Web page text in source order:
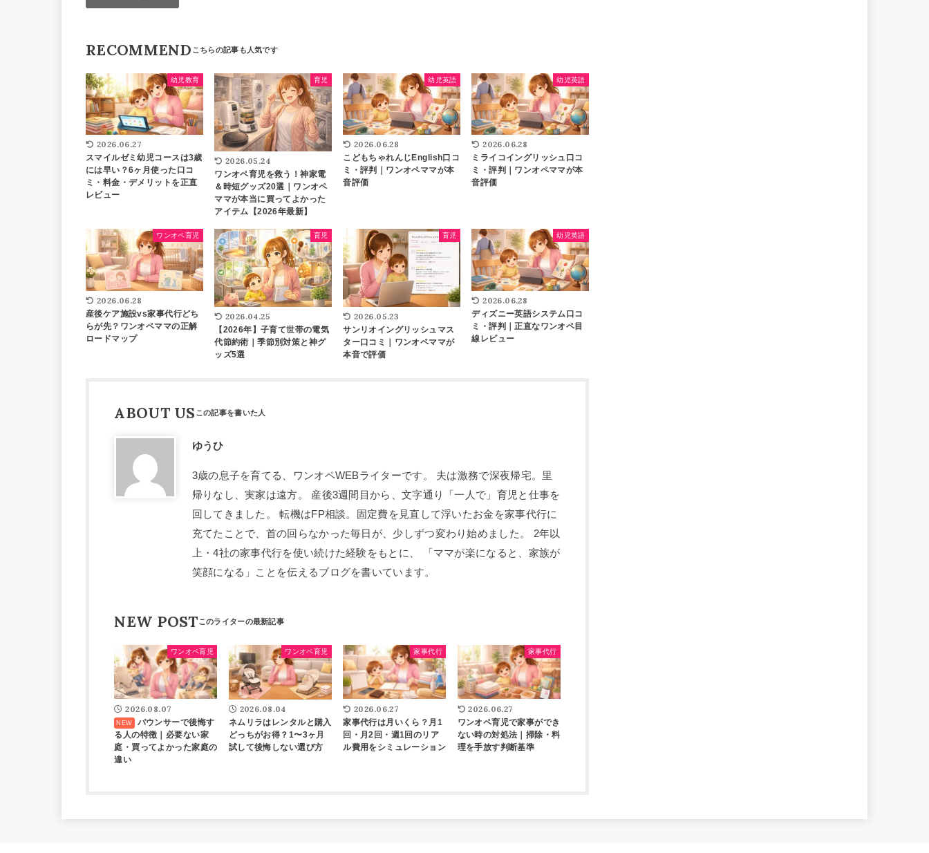
RECOMMEND
幼児教育
2026.06.27
スマイルゼミ幼児コースは3歳
には早い？6ヶ月使った口コ
ミ・料金・デメリットを正直
レビュー
育児
2026.05.24
ワンオペ育児を救う！神家電
＆時短グッズ20選｜ワンオペ
ママが本当に買ってよかった
アイテム【2026年最新】
幼児英語
2026.06.28
こどもちゃれんじEnglish口コ
ミ・評判｜ワンオペママが本
音評価
幼児英語
2026.06.28
ミライコイングリッシュ口コ
ミ・評判｜ワンオペママが本
音評価
ワンオペ育児
2026.06.28
産後ケア施設vs家事代行どち
らが先？ワンオペママの正解
ロードマップ
育児
2026.04.25
【2026年】子育て世帯の電気
代節約術｜季節別対策と神グ
ッズ5選
育児
2026.05.23
サンリオイングリッシュマス
ター口コミ｜ワンオペママが
本音で評価
幼児英語
2026.06.28
ディズニー英語システム口コ
ミ・評判｜正直なワンオペ目
線レビュー
ABOUT US
ゆうひ
3歳の息子を育てる、ワンオペWEBライターです。 夫は激務で深夜帰宅。里
帰りなし、実家は遠方。 産後3週間目から、文字通り「一人で」育児と仕事を
回してきました。 転機はFP相談。固定費を見直して浮いたお金を家事代行に
充てたことで、首の回らなかった毎日が、少しずつ変わり始めました。 2年以
上・4社の家事代行を使い続けた経験をもとに、 「ママが楽になると、家族が
笑顔になる」ことを伝えるブログを書いています。
NEW POST
ワンオペ育児
2026.08.07
バウンサーで後悔す
る人の特徴｜必要ない家
庭・買ってよかった家庭の
違い
ワンオペ育児
2026.08.04
ネムリラはレンタルと購入
どっちがお得？1〜3ヶ月
試して後悔しない選び方
家事代行
2026.06.27
家事代行は月いくら？月1
回・月2回・週1回のリア
ル費用をシミュレーション
家事代行
2026.06.27
ワンオペ育児で家事ができ
ない時の対処法｜掃除・料
理を手放す判断基準